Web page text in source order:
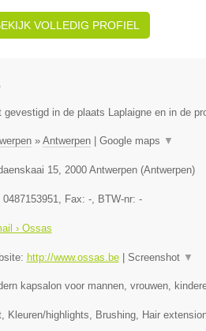
VOLLEDIG PROFIEL
gevestigd in de plaats Laplaigne en in de
» Antwerpen| Google maps ▼
15, 2000 Antwerpen(Antwerpen)
0487153951, Fax: -, BTW-nr: -
› Ossas
http://www.ossas.be| Screenshot ▼
kapsalon voor mannen, vrouwen,
Kleuren/highlights, Brushing, Hair